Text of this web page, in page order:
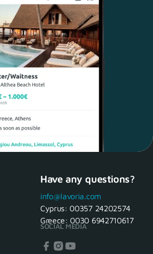
seeing you tomorrow
Have any questions?
info@lavoria.com
Cyprus: 00357 24202574
Greece: 0030 6942710617
SOCIAL MEDIA